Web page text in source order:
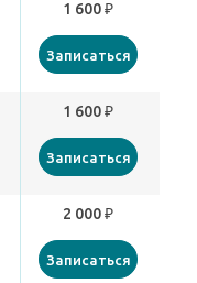
1 600 ₽
Записаться
1 600 ₽
Записаться
2 000 ₽
Записаться